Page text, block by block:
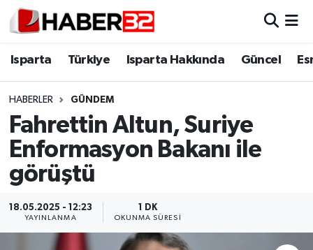
Isparta Türkiye Isparta Hakkında Güncel
HABERLER GÜNDEM
Fahrettin Altun, Suriye
Enformasyon Bakanı ile
görüştü
18.05.2025 - 12:23
YAYINLANMA
1 DK
OKUNMA SÜRESI
Isparta
Esnaf Diyor ki;
ASAYİŞ
EĞİTİM
Isparta Nöbetçi Eczaneler
Isparta Trafik Yoğunluk Haritası
Süper Lig Puan Durumu ve Fikstür
Son Dakika Haberleri